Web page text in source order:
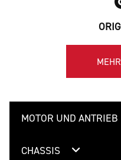
MOTOR UND ANTRIEB
CHASSIS